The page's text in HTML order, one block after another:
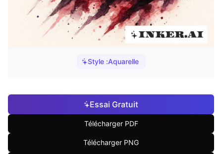
Style :Aquarelle
Essai Gratuit
Télécharger PDF
Télécharger PNG